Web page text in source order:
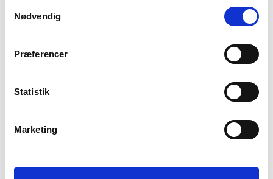
Nødvendig
Præferencer
Statistik
Marketing
Driftsresultat
-320
Resultat før skat -324
-252
Anlægsaktiver 50
Omsætningsaktiver 1.235 511 563